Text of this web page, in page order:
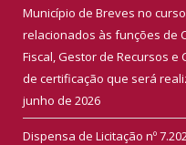
Município de Breves no
relacionados às funções de
Fiscal, Gestor de Recursos
de certificação que será
junho de 2026
Dispensa de Licitação nº